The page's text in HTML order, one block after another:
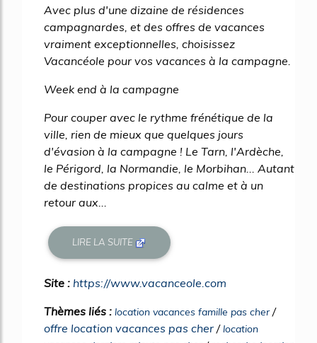
Avec plus d'une dizaine de résidences
campagnardes, et des offres de vacances
vraiment exceptionnelles, choisissez
Vacancéole pour vos vacances à la campagne.
Week end à la campagne
Pour couper avec le rythme frénétique de la
ville, rien de mieux que quelques jours
d'évasion à la campagne ! Le Tarn, l'Ardèche,
le Périgord, la Normandie, le Morbihan... Autant
de destinations propices au calme et à un
retour aux...
LIRE LA SUITE
Site : https://www.vacanceole.com
Thèmes liés : location vacances famille pas cher/
offre location vacances pas cher / location